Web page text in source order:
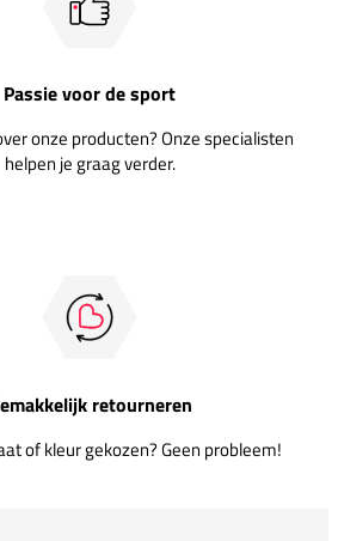
Passie voor de sport
onze producten? Onze specialisten
helpen je graag verder.
retourneren
of kleur gekozen? Geen probleem!